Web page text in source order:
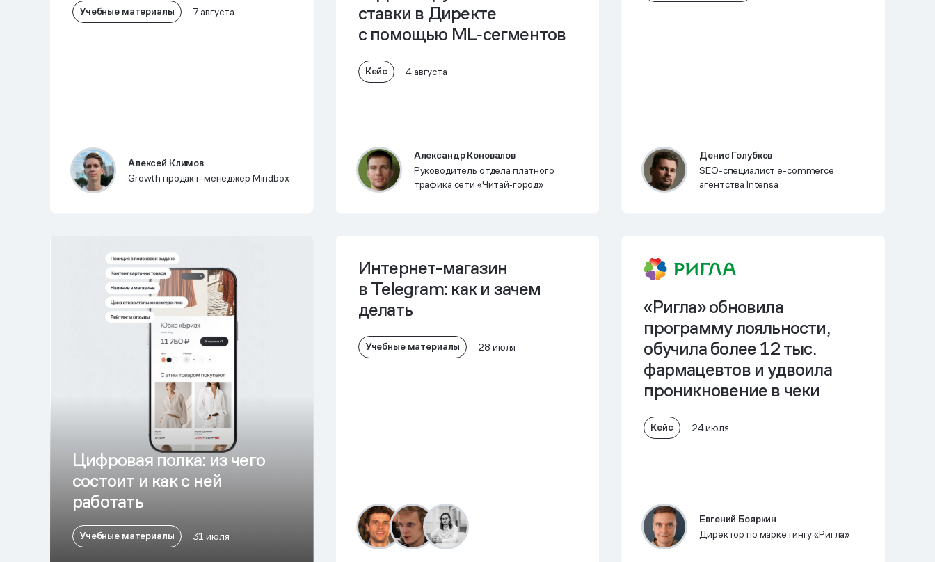
Учебные материалы 7 августа
Алексей Климов
Growth продакт-менеджер Mindbox
ставки в Директе
с помощью ML‑сегментов
Кейс 4 августа
Александр Коновалов
Руководитель отдела платного
трафика сети «Читай‑город»
Денис Голубков
SEO-специалист e-commerce
агентства Intensa
Цифровая полка: из чего
состоит и как с ней
работать
Учебные материалы 31 июля
Интернет-магазин
в Telegram: как и зачем
делать
Учебные материалы 28 июля
«Ригла» обновила
программу лояльности,
обучила более 12 тыс.
фармацевтов иудвоила
проникновение в чеки
Кейс 24 июля
Евгений Бояркин
Директор по маркетингу «Ригла»